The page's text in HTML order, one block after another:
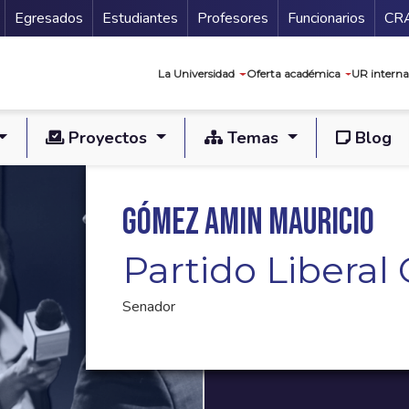
Secundario
Egresados Estudiantes Profesores Funcionarios
La Universidad Oferta académica UR
Proyectos Temas Blog
Gómez Amin Mauricio
Partido Liberal
Senador